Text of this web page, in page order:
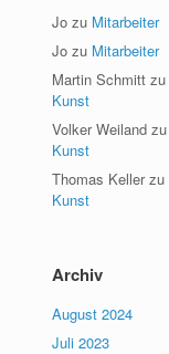
Jo zu Mitarbeiter
Jo zu Mitarbeiter
Martin Schmitt zu
Kunst
Volker Weiland zu
Kunst
Thomas Kellerzu
Kunst
Archiv
August 2024
Juli 2023